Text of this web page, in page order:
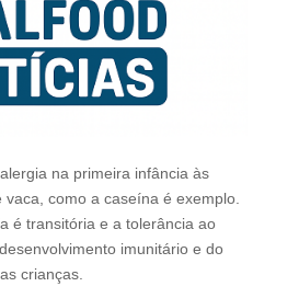
na primeira infância às
como a caseína é exemplo.
é transitória e a tolerância ao
imunitário e do
crianças.